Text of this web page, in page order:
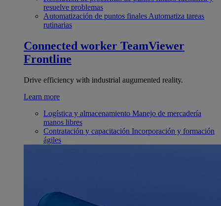
resuelve problemas
Automatización de puntos finales Automatiza tareas
rutinarias
Connected worker TeamViewer
Frontline
Drive efficiency with industrial augumented reality.
Learn more
Logística y almacenamiento Manejo de mercadería
manos libres
Contratación y capacitación Incorporación y formación
ágiles